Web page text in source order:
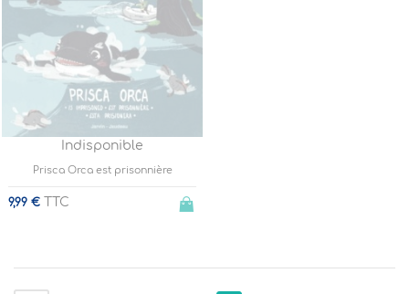
Indisponible
Prisca Orca est prisonnière
9,99 € TTC